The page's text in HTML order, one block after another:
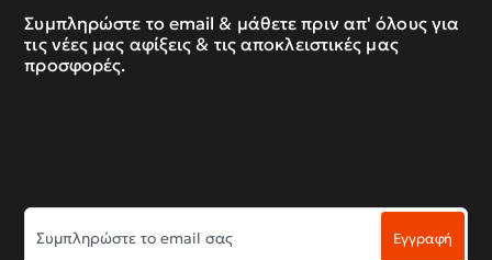
Συμπληρώστε το email & μάθετε πριν απ' όλους για
τις νέες μας αφίξεις & τις αποκλειστικές μας
προσφορές.
Συμπληρώστε
το
Εγγραφή